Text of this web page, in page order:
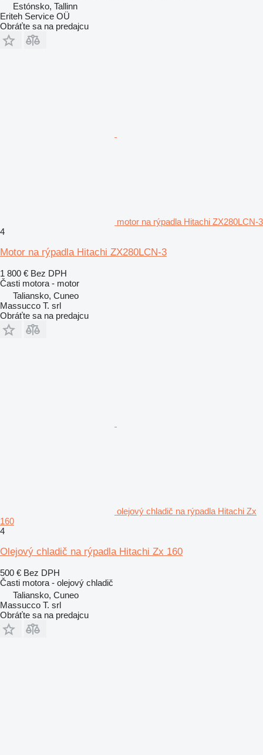
Estónsko, Tallinn
Eriteh Service OÜ
Obráťte sa na predajcu
motor na rýpadla Hitachi ZX280LCN-3
4
Motor na rýpadla Hitachi ZX280LCN-3
1 800 € Bez DPH
Časti motora - motor
Taliansko, Cuneo
Massucco T. srl
Obráťte sa na predajcu
olejový chladič na rýpadla Hitachi Zx
160
4
Olejový chladič na rýpadla Hitachi Zx 160
500 € Bez DPH
Časti motora - olejový chladič
Taliansko, Cuneo
Massucco T. srl
Obráťte sa na predajcu